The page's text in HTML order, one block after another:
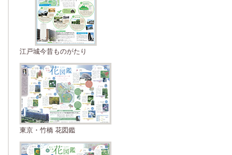
江戸城今昔ものがたり
東京・竹橋 花図鑑